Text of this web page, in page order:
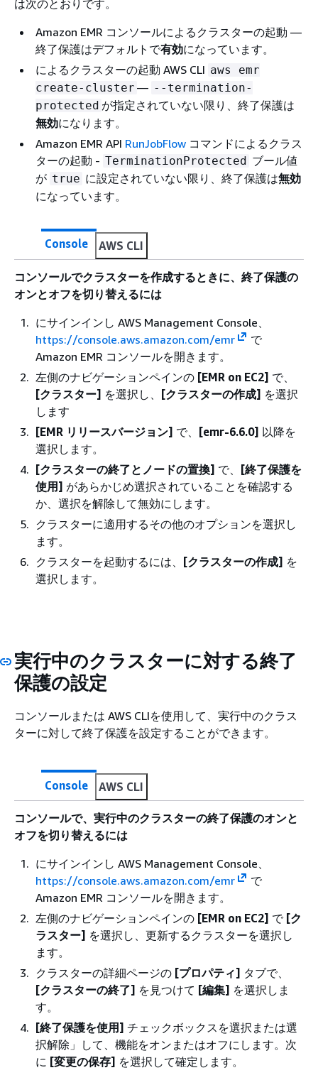
は次のとおりです。
Amazon EMR コンソールによるクラスターの起動 —
終了保護はデフォルトで有効になっています。
によるクラスターの起動 AWS CLI aws emr
create-cluster — --termination-
protected が指定されていない限り、終了保護は
無効になります。
Amazon EMR API RunJobFlow コマンドによるクラス
ターの起動 - TerminationProtected ブール値
が true に設定されていない限り、終了保護は無効
になっています。
Console AWS CLI
コンソールでクラスターを作成するときに、終了保護の
オンとオフを切り替えるには
にサインインし AWS Management Console、
https://console.aws.amazon.com/emr
で
Amazon EMR コンソールを開きます。
左側のナビゲーションペインの [EMR on EC2] で、
[クラスター] を選択し、 [クラスターの作成] を選択
します
[EMR リリースバージョン] で、 [emr-6.6.0] 以降を
選択します。
[クラスターの終了とノードの置換] で、 [終了保護を
使用] があらかじめ選択されていることを確認する
か、選択を解除して無効にします。
クラスターに適用するその他のオプションを選択し
ます。
クラスターを起動するには、 [クラスターの作成] を
選択します。
実行中のクラスターに対する終了
保護の設定
コンソールまたは AWS CLIを使用して、実行中のクラス
ターに対して終了保護を設定することができます。
Console AWS CLI
コンソールで、実行中のクラスターの終了保護のオンと
オフを切り替えるには
にサインインし AWS Management Console、
https://console.aws.amazon.com/emr
で
Amazon EMR コンソールを開きます。
左側のナビゲーションペインの [EMR on EC2] で [ク
ラスター] を選択し、更新するクラスターを選択し
ます。
クラスターの詳細ページの [プロパティ] タブで、
[クラスターの終了] を見つけて [編集] を選択しま
す。
[終了保護を使用] チェックボックスを選択または選
択解除」して、機能をオンまたはオフにします。次
に [変更の保存] を選択して確定します。